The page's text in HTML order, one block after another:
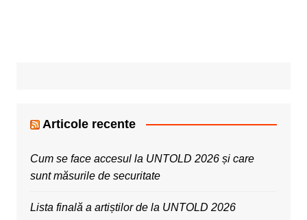
Articole recente
Cum se face accesul la UNTOLD 2026 și care
sunt măsurile de securitate
Lista finală a artiștilor de la UNTOLD 2026